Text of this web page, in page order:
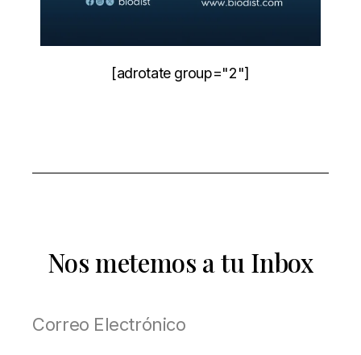
[adrotate group="2"]
Nos metemos a tu Inbox